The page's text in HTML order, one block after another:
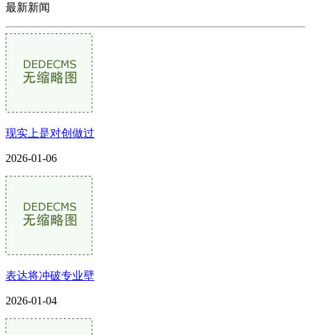
最新新闻
现实上是对创做过
2026-01-06
表达将冲破专业壁
2026-01-04